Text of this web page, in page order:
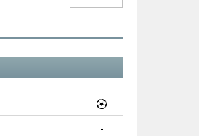
-